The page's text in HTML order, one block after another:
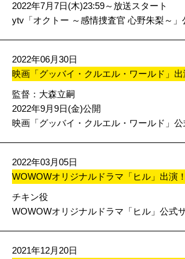
2022年7月7日(木)23:59～放送スタート
ytv「オクトー ～感情捜査官 心野朱梨～」
2022年06月30日
映画「グッバイ・クルエル・ワールド」出
監督： 大森立嗣
2022年9月9日(金)公開
映画「グッバイ・クルエル・ワールド」公
2022年03月05日
WOWOWオリジナルドラマ「ヒル」出演！
チキン役
WOWOWオリジナルドラマ「ヒル」公式
2021年12月20日